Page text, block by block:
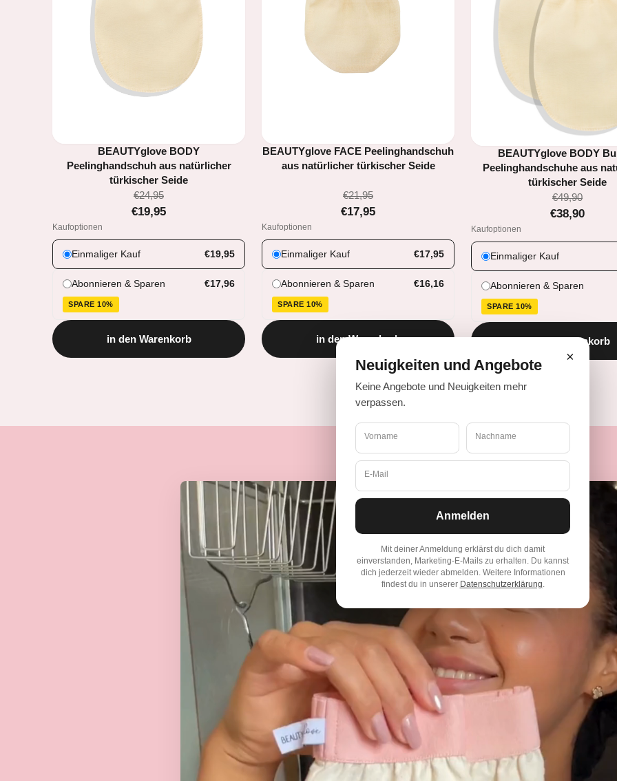
BEAUTYglove BODY
Peelinghandschuh aus natürlicher
türkischer Seide
€24,95
€19,95
Kaufoptionen
Einmaliger Kauf €19,95
Abonnieren & Sparen €17,96
SPARE 10%
in den Warenkorb
BEAUTYglove FACE Peelinghandschuh
aus natürlicher türkischer Seide
€21,95
€17,95
Kaufoptionen
Einmaliger Kauf €17,95
Abonnieren & Sparen €16,16
SPARE 10%
in den Warenkorb
BEAUTYglove BODY
Peelinghandschuhe aus
türkischer Seide
€49,90
€38,90
Kaufoptionen
Einmaliger Kauf
Abonnieren & Sparen
SPARE 10%
in den Warenkorb
×
Neuigkeiten und Angebote
Keine Angebote und Neuigkeiten mehr
verpassen.
Vorname Nachname
E-Mail
Anmelden
Mit deiner Anmeldung erklärst du dich damit
einverstanden, Marketing-E-Mails zu erhalten. Du kannst
dich jederzeit wieder abmelden. Weitere Informationen
findest du in unserer Datenschutzerklärung.